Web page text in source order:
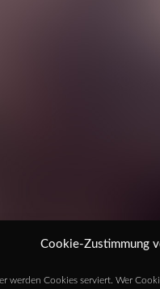
Cookie-Zustimmung
werden Cookies serviert. Wer